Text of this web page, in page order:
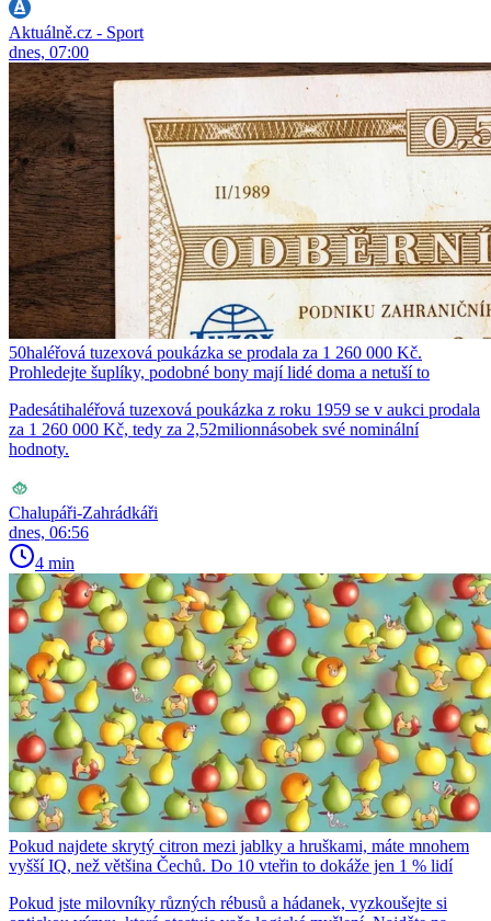
Aktuálně.cz - Sport
dnes, 07:00
50haléřová tuzexová poukázka se prodala za 1 260 000 Kč.
Prohledejte šuplíky, podobné bony mají lidé doma a netuší to
Padesátihaléřová tuzexová poukázka z roku 1959 se v aukci prodala
za 1 260 000 Kč, tedy za 2,52milionnásobek své nominální
hodnoty.
Chalupáři-Zahrádkáři
dnes, 06:56
4 min
Pokud najdete skrytý citron mezi jablky a hruškami, máte mnohem
vyšší IQ, než většina Čechů. Do 10 vteřin to dokáže jen 1 % lidí
Pokud jste milovníky různých rébusů a hádanek, vyzkoušejte si